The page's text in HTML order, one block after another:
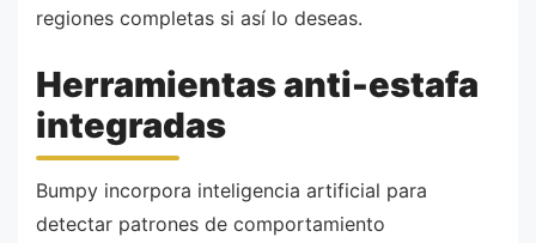
regiones completas si así lo deseas.
Herramientas anti-estafa
integradas
Bumpy incorpora inteligencia artificial para
detectar patrones de comportamiento